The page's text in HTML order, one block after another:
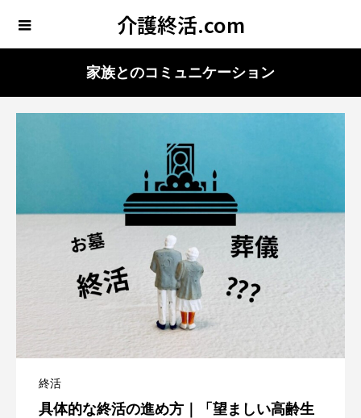
介護終活.com
家族とのコミュニケーション
終活
具体的な終活の進め方｜「望ましい高齢生